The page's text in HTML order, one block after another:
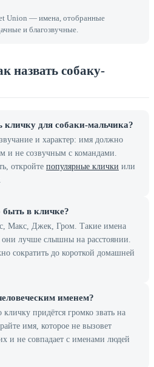
Union — имена, отобранные
и благозвучные.
назвать собаку-
для собаки-мальчика?
и характер: имя должно
и не созвучным с командами.
откройте популярные клички или
в кличке?
Макс, Джек, Гром. Такие имена
они лучше слышны на расстоянии.
сократить до короткой домашней
именем?
придётся громко звать на
имя, которое не вызовет
и не совпадает с именами людей